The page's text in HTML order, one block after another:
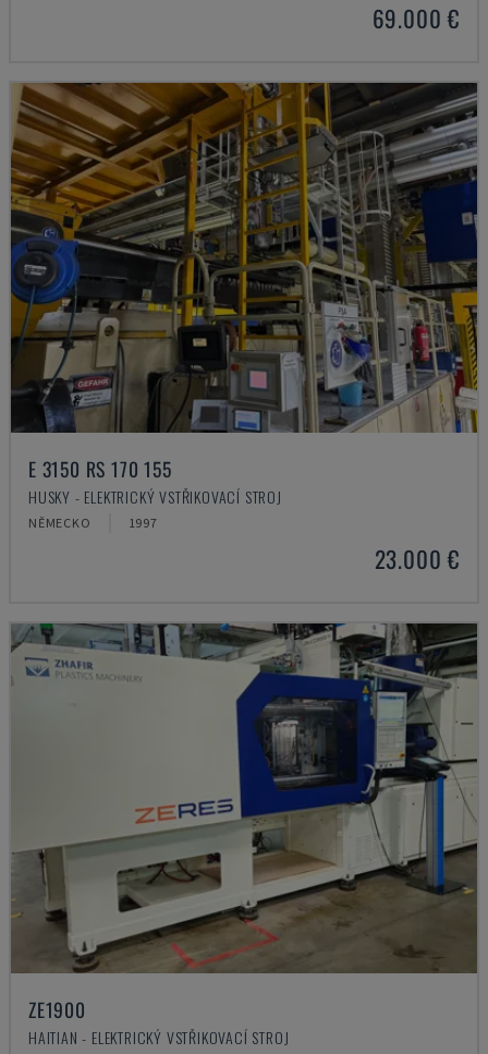
69.000 €
E 3150 RS 170 155
HUSKY - ELEKTRICKÝ VSTŘIKOVACÍ STROJ
NĚMECKO 1997
23.000 €
ZE1900
HAITIAN - ELEKTRICKÝ VSTŘIKOVACÍ STROJ